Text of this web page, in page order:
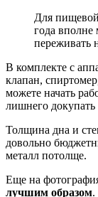
Для
года вполне
переживать
В комплекте с
клапан,
можете начать
лишнего
Толщина дна и
довольно
металл потолще.
Еще на
лучшим образом.